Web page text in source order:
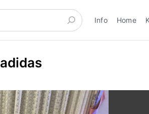
Info Home